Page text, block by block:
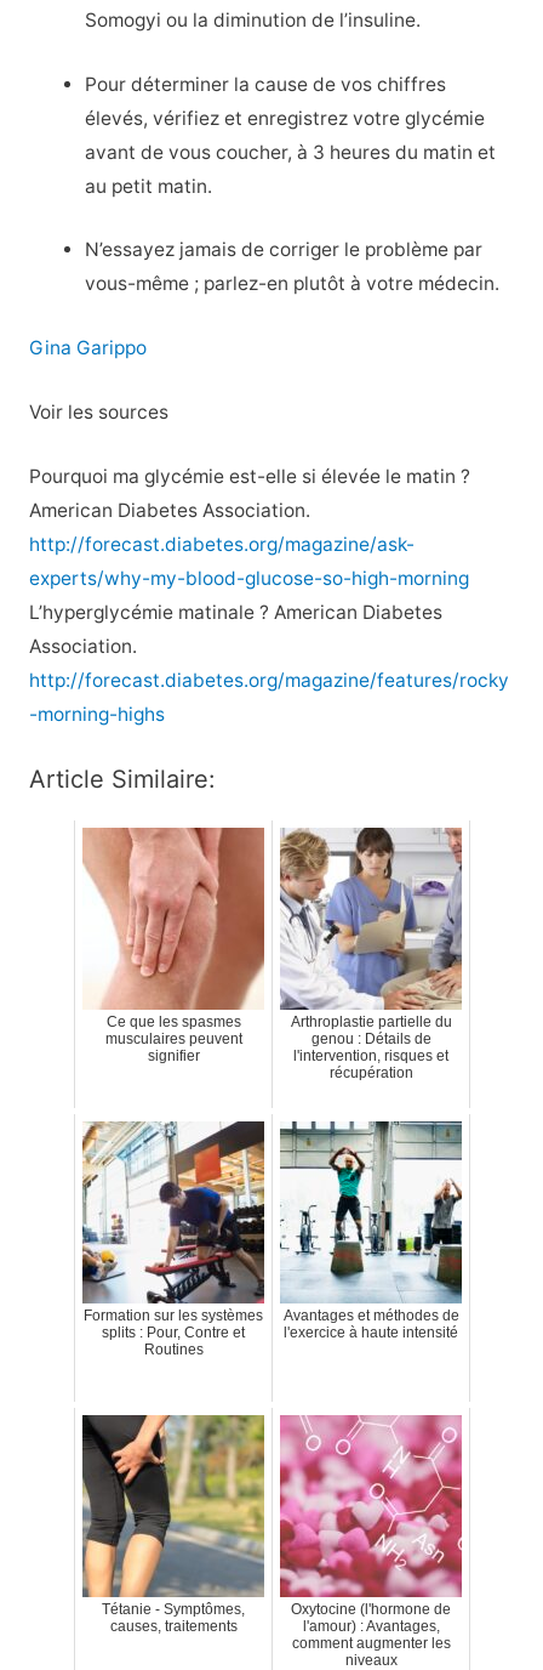
Somogyi ou la diminution de l’insuline.
Pour déterminer la cause de vos chiffres
élevés, vérifiez et enregistrez votre glycémie
avant de vous coucher, à 3 heures du matin et
au petit matin.
N’essayez jamais de corriger le problème par
vous-même ; parlez-en plutôt à votre médecin.
Gina Garippo
Voir les sources
Pourquoi ma glycémie est-elle si élevée le matin ?
American Diabetes Association.
http://forecast.diabetes.org/magazine/ask-
experts/why-my-blood-glucose-so-high-morning
L’hyperglycémie matinale ? American Diabetes
Association.
http://forecast.diabetes.org/magazine/features/rocky
-morning-highs
Article Similaire:
Ce que les spasmes
musculaires peuvent
signifier
Arthroplastie partielle du
genou : Détails de
l'intervention, risques et
récupération
Formation sur les systèmes
splits : Pour, Contre et
Routines
Avantages et méthodes de
l'exercice à haute intensité
Tétanie - Symptômes,
causes, traitements
Oxytocine (l'hormone de
l'amour) : Avantages,
comment augmenter les
niveaux